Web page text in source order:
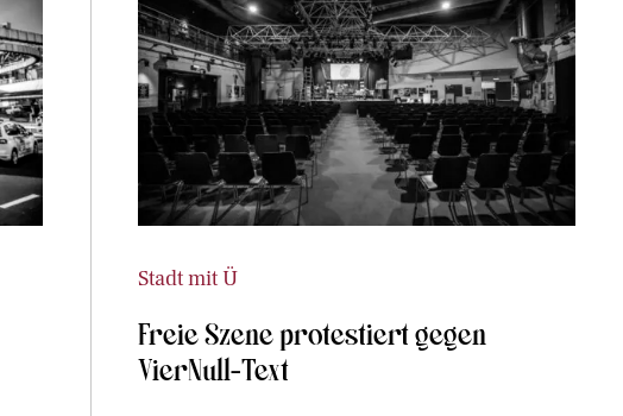
Stadt mit Ü
Freie Szene protestiert gegen
VierNull-Text